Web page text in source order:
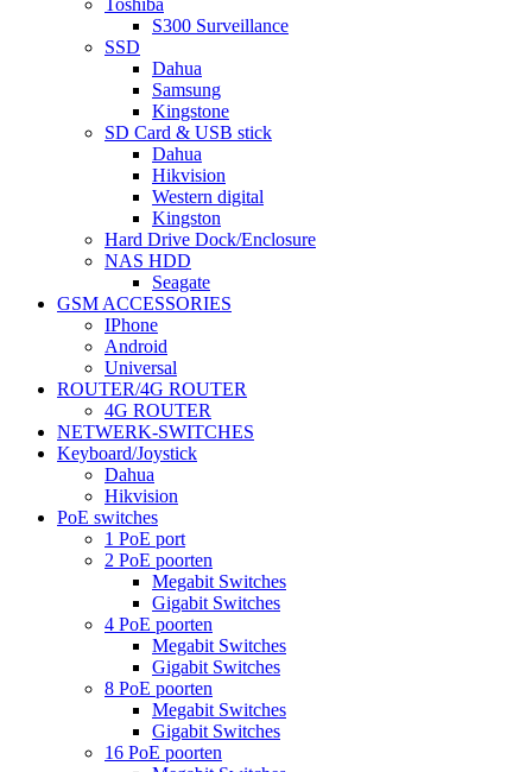
Toshiba
S300 Surveillance
SSD
Dahua
Samsung
Kingstone
SD Card & USB stick
Dahua
Hikvision
Western digital
Kingston
Hard Drive Dock/Enclosure
NAS HDD
Seagate
GSM ACCESSORIES
IPhone
Android
Universal
ROUTER/4G ROUTER
4G ROUTER
NETWERK-SWITCHES
Keyboard/Joystick
Dahua
Hikvision
PoE switches
1 PoE port
2 PoE poorten
Megabit Switches
Gigabit Switches
4 PoE poorten
Megabit Switches
Gigabit Switches
8 PoE poorten
Megabit Switches
Gigabit Switches
16 PoE poorten